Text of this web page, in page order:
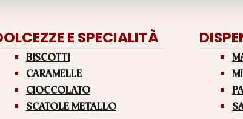
E SPECIALITÀ
BISCOTTI
CARAMELLE
CIOCCOLATO
SCATOLE METALLO